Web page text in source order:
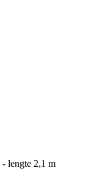
lengte 2,1 m